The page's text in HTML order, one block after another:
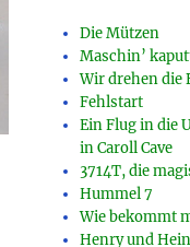
Die Mützen
Maschin’
Wir drehen die
Fehlstart
Ein Flug in die
in Caroll Cave
3714T, die
Hummel 7
Wie bekommt
Henry und